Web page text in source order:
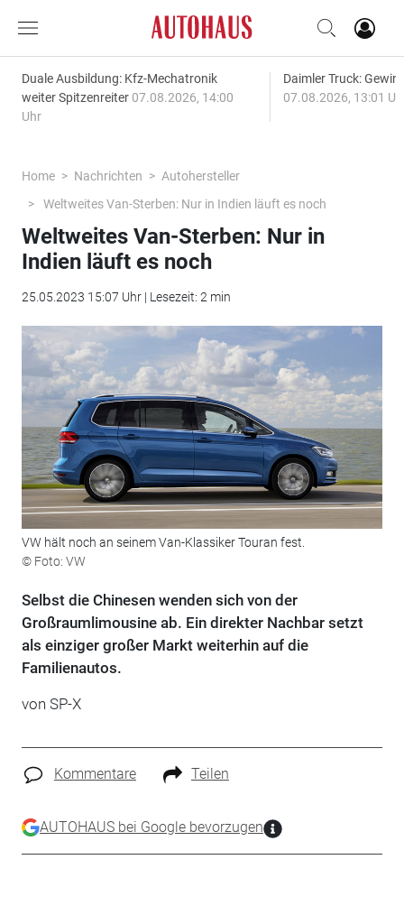
Duale Ausbildung: Kfz-Mechatronik
weiter Spitzenreiter 07.08.2026, 14:00
Uhr
Daimler Truck:
07.08.2026, 13:01
Home Nachrichten
Autohersteller
Weltweites Van-Sterben: Nur in Indien läuft es noch
Weltweites Van-Sterben: Nur in
Indien läuft es noch
25.05.2023 15:07 Uhr | Lesezeit: 2 min
VW hält noch an seinem Van-Klassiker Touran fest.
© Foto: VW
Selbst die Chinesen wenden sich von der
Großraumlimousine ab. Ein direkter Nachbar setzt
als einziger großer Markt weiterhin auf die
Familienautos.
von SP-X
Kommentare Teilen
AUTOHAUS bei Google bevorzugen